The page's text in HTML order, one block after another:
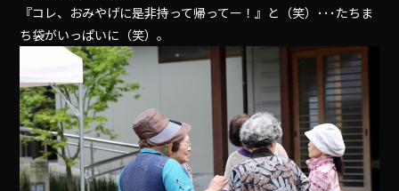
『コレ、おみやげに是非持って帰ってー！』と（笑）･･･たちま
ち袋がいっぱいに（笑）。